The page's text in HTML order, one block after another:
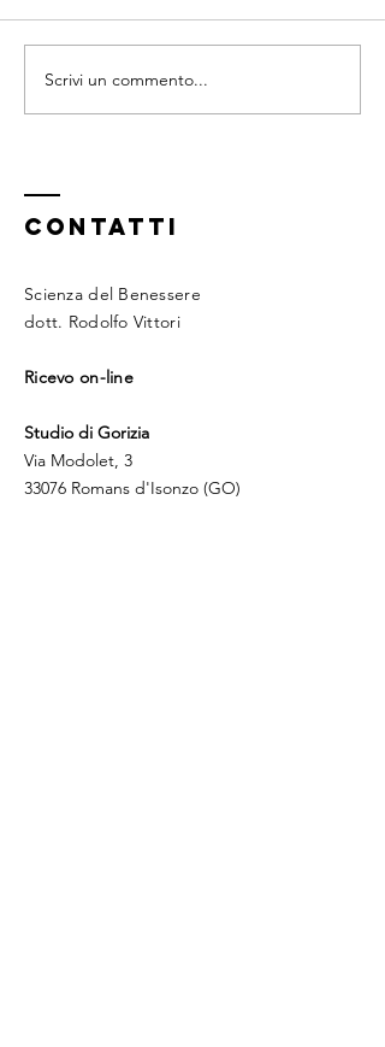
Burnout...
Scrivi un commento...
CONTATTI
Scienza del Benessere
dott. Rodolfo Vittori
Ricevo on-line
Studio di Gorizia
Via Modolet, 3
33076 Romans d'Isonzo (GO)